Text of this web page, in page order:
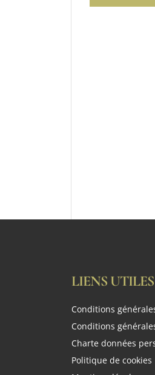
LIENS UTILES
Conditions
Conditions
Charte données
Politique de cookies